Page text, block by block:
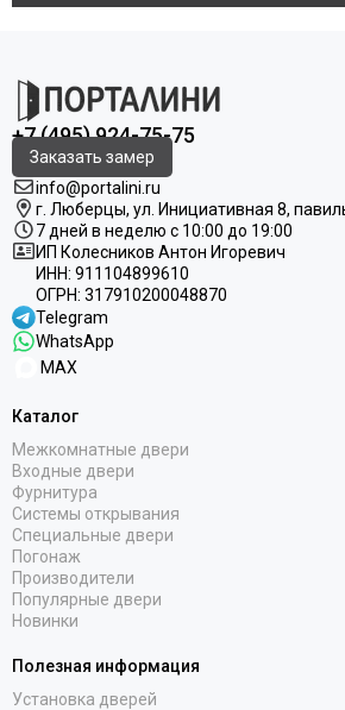
+7 (495) 924-75-75
Заказать замер
info@portalini.ru
г. Люберцы, ул. Инициативная 8,
7 дней в неделю с 10:00 до 19:00
ИП Колесников Антон Игоревич
ИНН: 911104899610
ОГРН: 317910200048870
Telegram
WhatsApp
MAX
Каталог
Межкомнатные двери
Входные двери
Фурнитура
Системы открывания
Специальные двери
Погонаж
Производители
Популярные двери
Новинки
Полезная информация
Установка дверей